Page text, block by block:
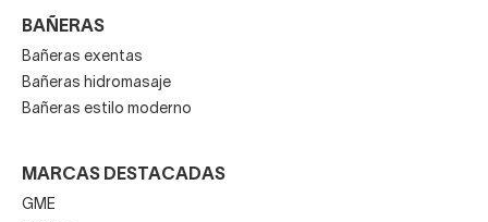
BAÑERAS
Bañeras exentas
Bañeras hidromasaje
Bañeras estilo moderno
MARCAS DESTACADAS
GME